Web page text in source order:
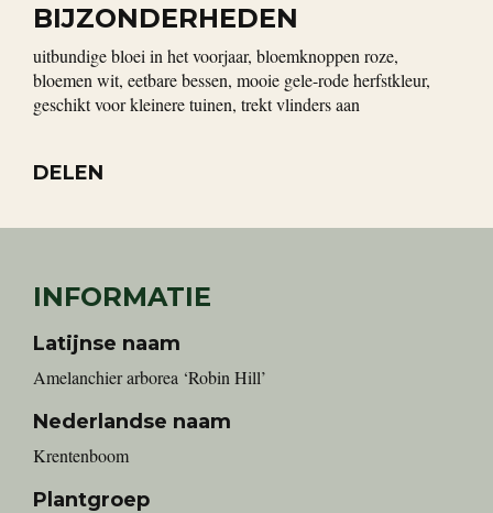
BIJZONDERHEDEN
uitbundige bloei in het voorjaar, bloemknoppen roze,
bloemen wit, eetbare bessen, mooie gele-rode herfstkleur,
geschikt voor kleinere tuinen, trekt vlinders aan
DELEN
INFORMATIE
Latijnse naam
Amelanchier arborea ‘Robin Hill’
Nederlandse naam
krentenboom
Plantgroep